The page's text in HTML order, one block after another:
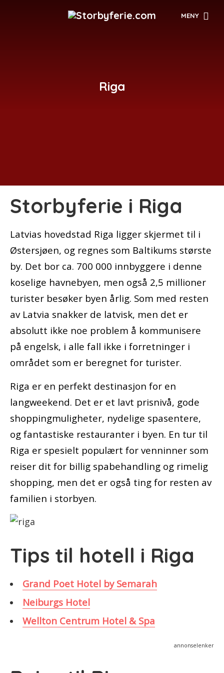
MENY
Riga
Storbyferie i Riga
Latvias hovedstad Riga ligger skjermet til i
Østersjøen, og regnes som Baltikums største
by. Det bor ca. 700 000 innbyggere i denne
koselige havnebyen, men også 2,5 millioner
turister besøker byen årlig. Som med resten
av Latvia snakker de latvisk, men det er
absolutt ikke noe problem å kommunisere
på engelsk, i alle fall ikke i forretninger i
området som er beregnet for turister.
Riga er en perfekt destinasjon for en
langweekend. Det er et lavt prisnivå, gode
shoppingmuligheter, nydelige spasentere,
og fantastiske restauranter i byen. En tur til
Riga er spesielt populært for venninner som
reiser dit for billig spabehandling og rimelig
shopping, men det er også ting for resten av
familien i storbyen.
Tips til hotell i Riga
Grand Poet Hotel by Semarah
Neiburgs Hotel
Wellton Centrum Hotel & Spa
annonselenker